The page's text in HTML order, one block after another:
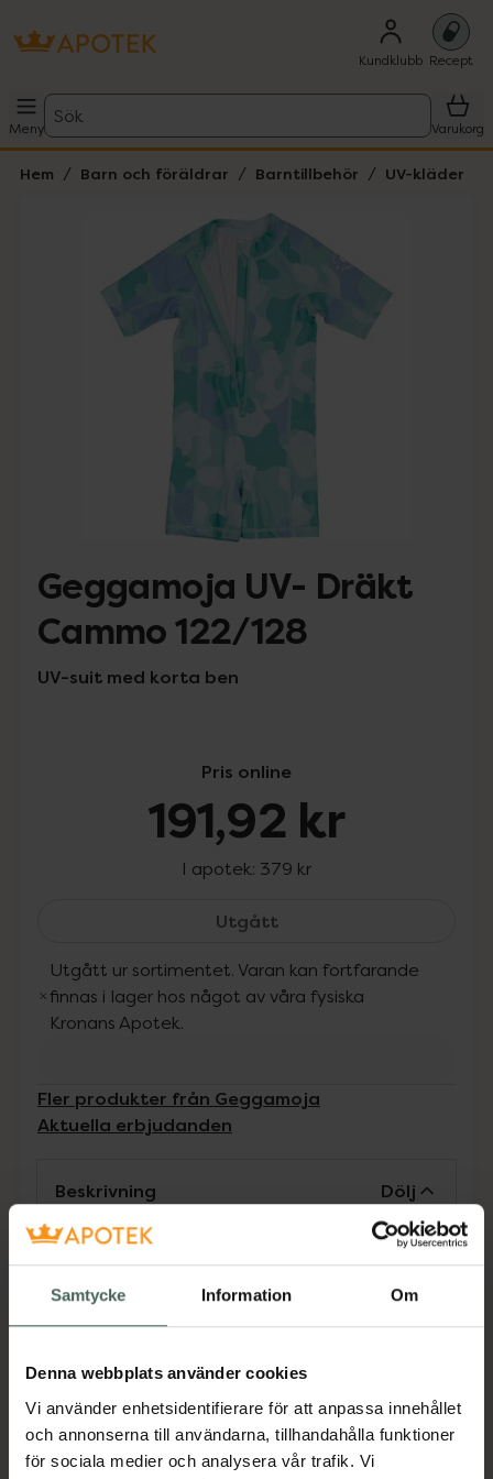
Samtycke Information Om
Denna webbplats använder cookies
Vi använder enhetsidentifierare för att anpassa innehållet
och annonserna till användarna, tillhandahålla funktioner
för sociala medier och analysera vår trafik. Vi
Kundklubb Recept
Meny
Sök
Varukorg
Hem Barn och föräldrar Barntillbehör UV-kläder
Lista: . Innehåller 1 objekt.
Geggamoja UV- Dräkt
Cammo 122/128
UV-suit med korta ben
Pris online
191,92 kr
I apotek: 379 kr
UtgåttGeggamoja UV- Dräkt
Utgått ur sortimentet. Varan kan fortfarande
finnas i lager hos något av våra fysiska
Kronans Apotek.
Fler produkter från Geggamoja
Aktuella erbjudanden
Beskrivning Dölj
UV-dräkt med korta ben och 3/4-lång ärm.
framtill. En storfavorit hos barnfamiljer på
grund av sin enkelhet och solskydd.
Jämförpris 379 kr/st
EAN:07332833999217
Kategorier: